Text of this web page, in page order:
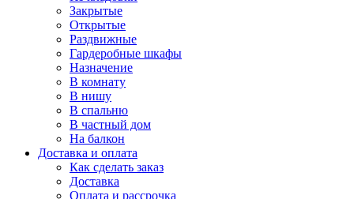
Закрытые
Открытые
Раздвижные
Гардеробные шкафы
Назначение
В комнату
В нишу
В спальню
В частный дом
На балкон
Доставка и оплата
Как сделать заказ
Доставка
Оплата и рассрочка